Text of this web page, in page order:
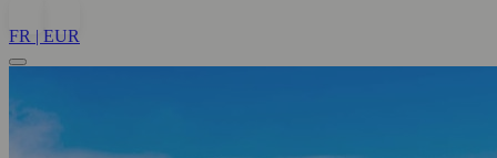
FR | EUR